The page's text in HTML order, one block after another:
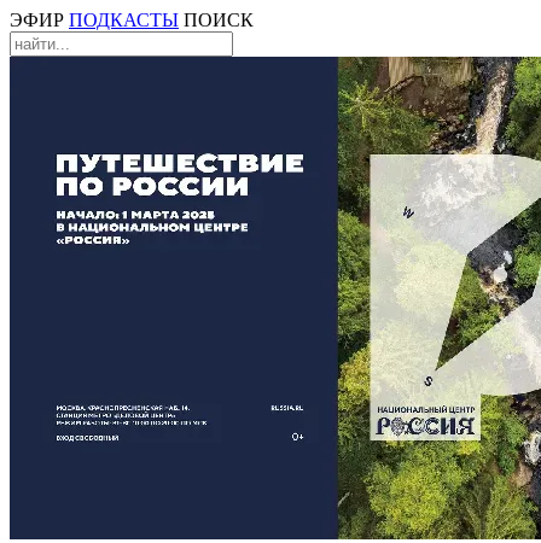
ЭФИР ПОДКАСТЫ ПОИСК